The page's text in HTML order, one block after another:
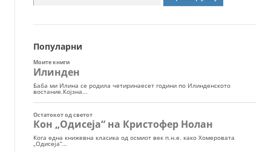
за:
Популарни